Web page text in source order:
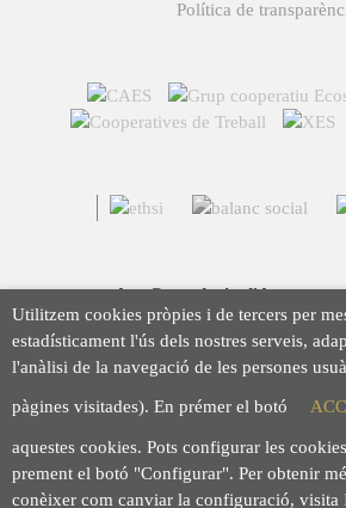
Política de
Arç Corredoria
Casp 43, 08010
93 423 46 02
info@arc.coop
Utilitzem cookies pròpies i de tercers per
estadísticament l'ús dels nostres serveis,
l'anàlisi de la navegació de les persones
pàgines visitades). En prémer el botó
aquestes cookies. Pots configurar les
prement el botó "Configurar". Per obtenir
conèixer com canviar la configuració, visita